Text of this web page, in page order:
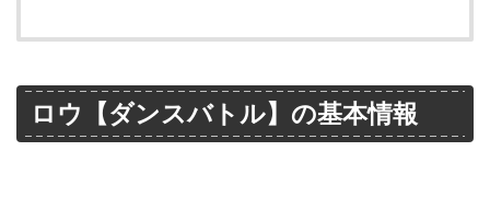
ロウ【ダンスバトル】の基本情報